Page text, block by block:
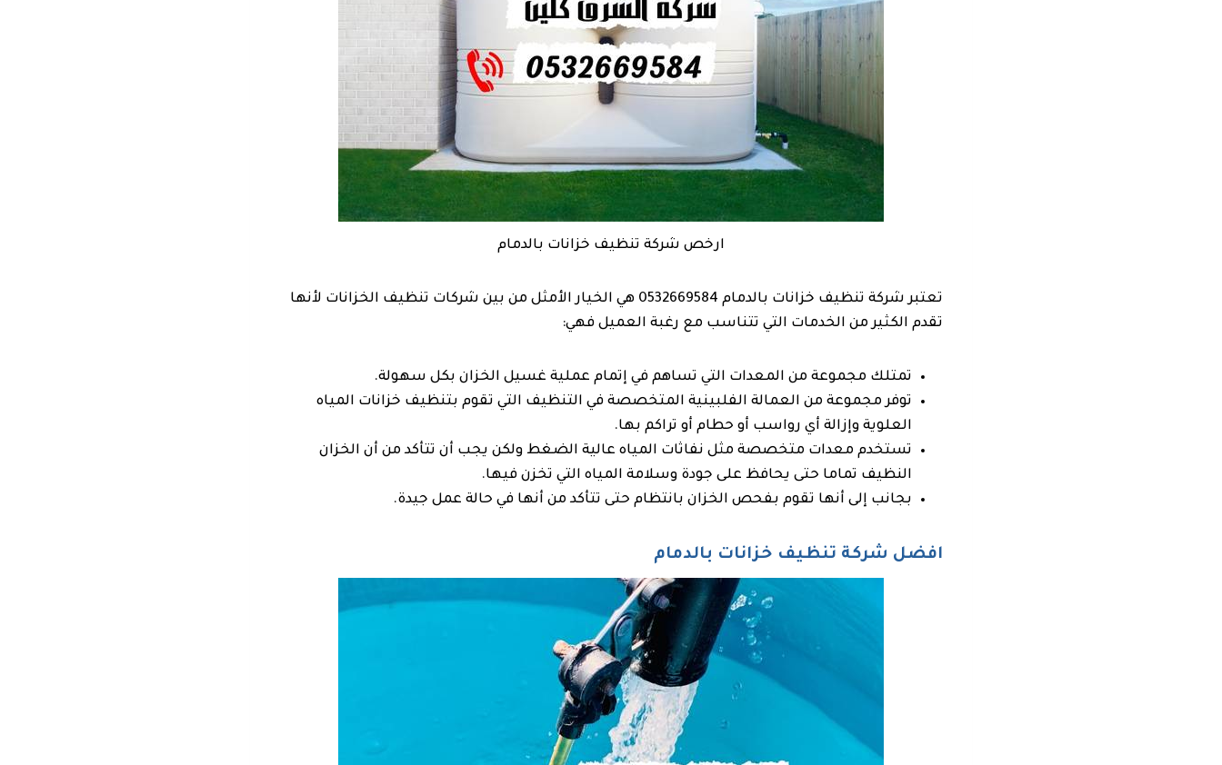
ارخص شركة تنظيف خزانات بالدمام
تعتبر شركة تنظيف خزانات بالدمام 0532669584 هي الخيار الأمثل من بين شركات تنظيف الخزانات لأنها
تقدم الكثير من الخدمات التي تتناسب مع رغبة العميل فهي:
تمتلك مجموعة من المعدات التي تساهم في إتمام عملية غسيل الخزان بكل سهولة.
توفر مجموعة من العمالة الفلبينية المتخصصة في التنظيف التي تقوم بتنظيف خزانات المياه
العلوية وإزالة أي رواسب أو حطام أو تراكم بها.
تستخدم معدات متخصصة مثل نفاثات المياه عالية الضغط ولكن يجب أن تتأكد من أن الخزان
النظيف تماما حتى يحافظ على جودة وسلامة المياه التي تخزن فيها.
بجانب إلى أنها تقوم بفحص الخزان بانتظام حتى تتأكد من أنها في حالة عمل جيدة.
افضل شركة تنظيف خزانات بالدمام